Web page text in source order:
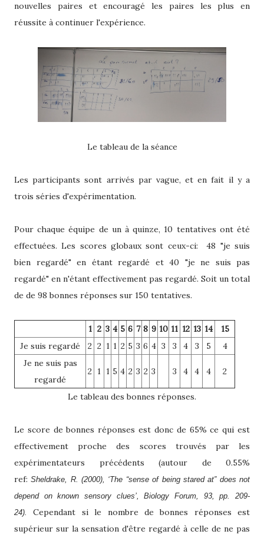
nouvelles paires et encouragé les paires les plus en
réussite à continuer l'expérience.
Le tableau de la séance
Les participants sont arrivés par vague, et en fait il y a
trois séries d'expérimentation.
Pour chaque équipe de un à quinze, 10 tentatives ont été
effectuées. Les scores globaux sont ceux-ci: 48 "je suis
bien regardé" en étant regardé et 40 "je ne suis pas
regardé" en n'étant effectivement pas regardé. Soit un total
de de 98 bonnes réponses sur 150 tentatives.
1 2 3 4 5 6 7 8 9 10 11 12 13 14
15
Je suis regardé
2 2 1 1 2 5 3 6 4 3 3 4 3 5
4
Je ne suis pas
regardé
2 1 1 5 4 2 3 2 3 3 4 4 4 2
Le tableau des bonnes réponses.
Le score de bonnes réponses est donc de 65% ce qui est
effectivement proche des scores trouvés par les
expérimentateurs précédents (autour de 0.55%
ref:Sheldrake, R. (2000), ‘The “sense of being stared at” does not
depend on known sensory clues’, Biology Forum, 93, pp. 209-
24).Cependant si le nombre de bonnes réponses est
supérieur sur la sensation d'être regardé à celle de ne pas